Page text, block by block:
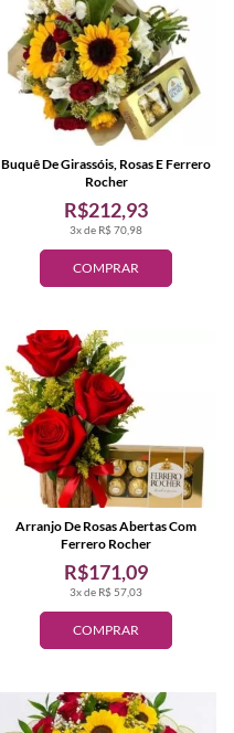
COMPRAR
3x de R$ 70,98
R$212,93
Buquê De Girassóis, Rosas E Ferrero
Rocher
COMPRAR
3x de R$ 57,03
R$171,09
Arranjo De Rosas Abertas Com
Ferrero Rocher